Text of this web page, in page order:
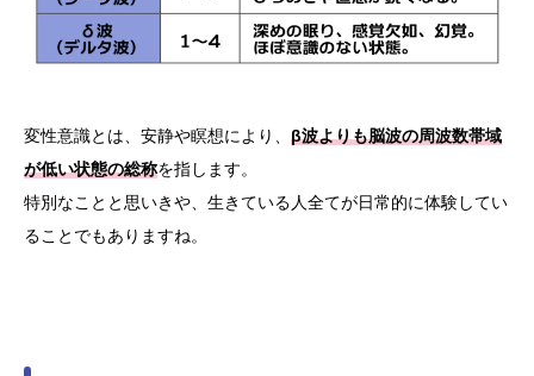
変性意識とは、安静や瞑想により、 β波よりも脳波の周波数帯域
が低い状態の総称を指します。
特別なことと思いきや、生きている人全てが日常的に体験してい
ることでもありますね。